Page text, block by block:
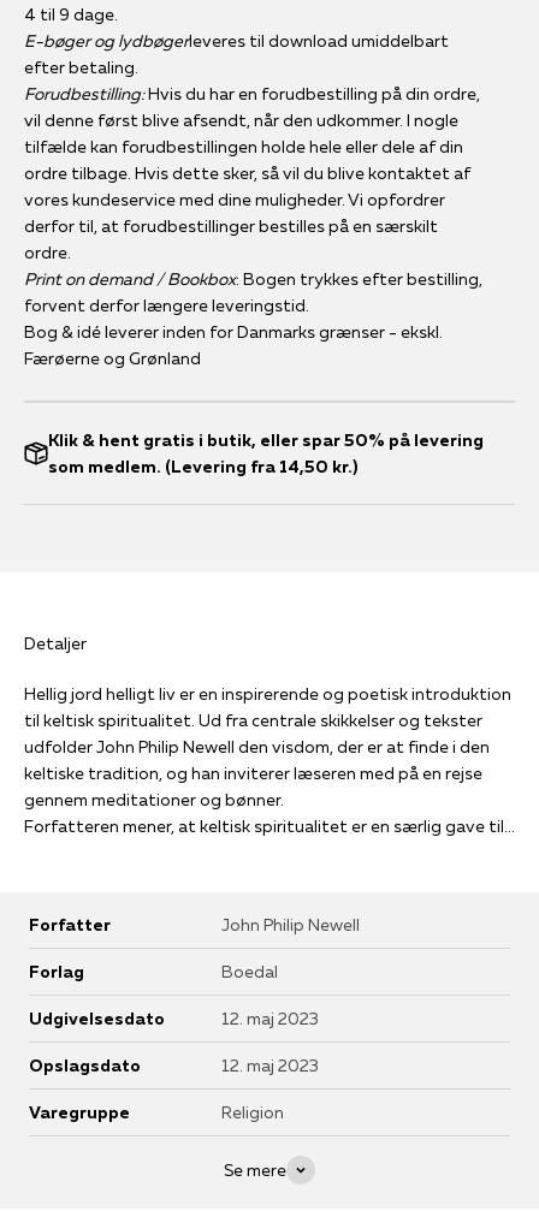
4 til 9 dage.
E-bøger og lydbøgerleveres til download umiddelbart
efter betaling.
Forudbestilling:Hvis du har en forudbestilling på din ordre,
vil denne først blive afsendt, når den udkommer. I nogle
tilfælde kan forudbestillingen holde hele eller dele af din
ordre tilbage. Hvis dette sker, så vil du blive kontaktet af
vores kundeservice med dine muligheder. Vi opfordrer
derfor til, at forudbestillinger bestilles på en særskilt
ordre.
Print on demand / Bookbox: Bogen trykkes efter bestilling,
forvent derfor længere leveringstid.
Bog & idé leverer inden for Danmarks grænser - ekskl.
Færøerne og Grønland
Klik & hent gratis i butik, eller spar 50% på levering
som medlem. (Levering fra 14,50 kr.)
Detaljer
Hellig jord helligt liv er en inspirerende og poetisk introduktion
til keltisk spiritualitet. Ud fra centrale skikkelser og tekster
udfolder John Philip Newell den visdom, der er at finde i den
keltiske tradition, og han inviterer læseren med på en rejse
gennem meditationer og bønner.
Forfatteren mener, at keltisk spiritualitet er en særlig gave til
for­vandle os – i vores måde at leve på og forholde os til
skaberværket på en ny måde.
”En perle af en bog … Hvert kapitel er som en prisme ind i en
større helhed. Derfor kalder bogen på at blive læst langsomt
og fordøjet meditativt.” Pilgrimspræst Elizabeth Knox-Seith i
forordet
John Philip Newell (f. 1953) er teolog, forfatter og tidligere
præst i Church of Scotland. Han bor i Edinburgh men
underviser også i keltisk spiritualitet i USA og Canada ud fra
Forfatter John Philip Newell
Forlag Boedal
Udgivelsesdato 12. maj 2023
Opslagsdato 12. maj 2023
Varegruppe Religion
Se mere